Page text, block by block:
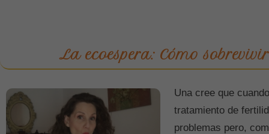
La ecoespera: Cómo
Una cree que
tratamiento de
problemas pero,